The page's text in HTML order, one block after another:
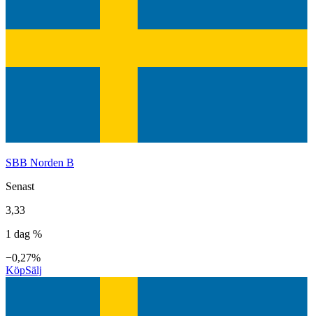
SBB Norden B
Senast
3,33
1 dag %
−0,27%
KöpSälj